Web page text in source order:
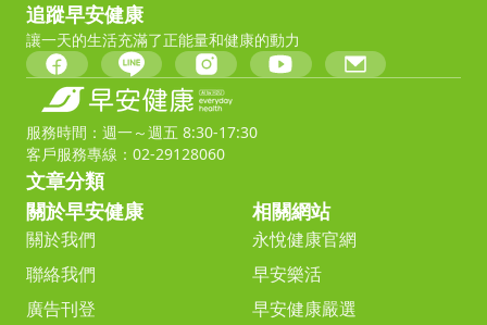
追蹤早安健康
讓一天的生活充滿了正能量和健康的動力
服務時間：週一～週五 8:30-17:30
客戶服務專線：02-29128060
文章分類
關於早安健康
關於我們
聯絡我們
廣告刊登
相關網站
永悅健康官網
早安樂活
早安健康嚴選